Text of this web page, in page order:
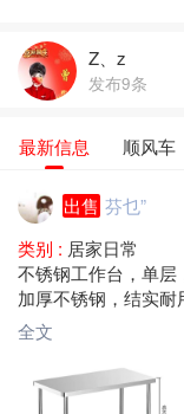
Z、z
发布9条
最新信息 顺风车
出售 芬乜”
类别 : 居家日常
加厚不锈钢，结实
承重力强，适合厨房
梅县区大山路 自提
全文